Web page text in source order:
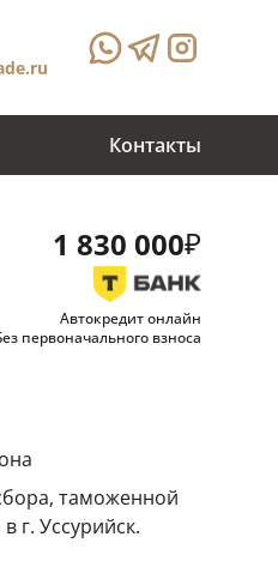
Контакты
1 830 000₽
Автокредит онлайн
первоначального взноса
таможенной
г. Уссурийск.